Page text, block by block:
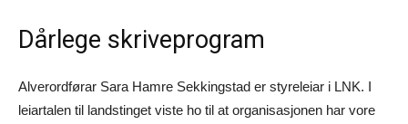
Dårlege skriveprogram
Alverordførar Sara Hamre Sekkingstad er styreleiar i LNK. I
leiartalen til landstinget viste ho til at organisasjonen har vore